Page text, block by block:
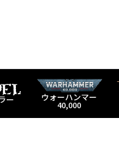
ー ウォーハンマー
40,000